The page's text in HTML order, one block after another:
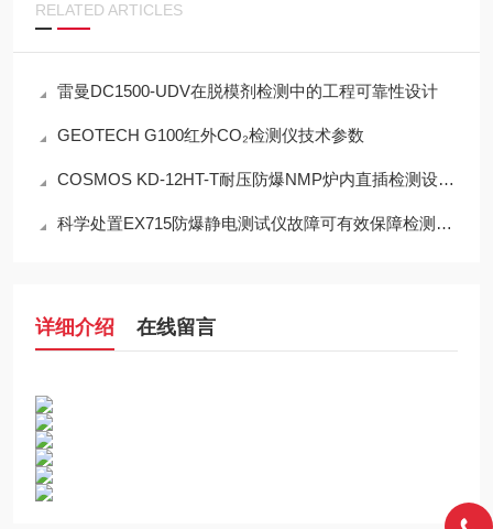
RELATED ARTICLES
雷曼DC1500-UDV在脱模剂检测中的工程可靠性设计
GEOTECH G100红外CO₂检测仪技术参数
COSMOS KD-12HT-T耐压防爆NMP炉内直插检测设备工程设计指南
科学处置EX715防爆静电测试仪故障可有效保障检测工作正常开展
详细介绍 在线留言